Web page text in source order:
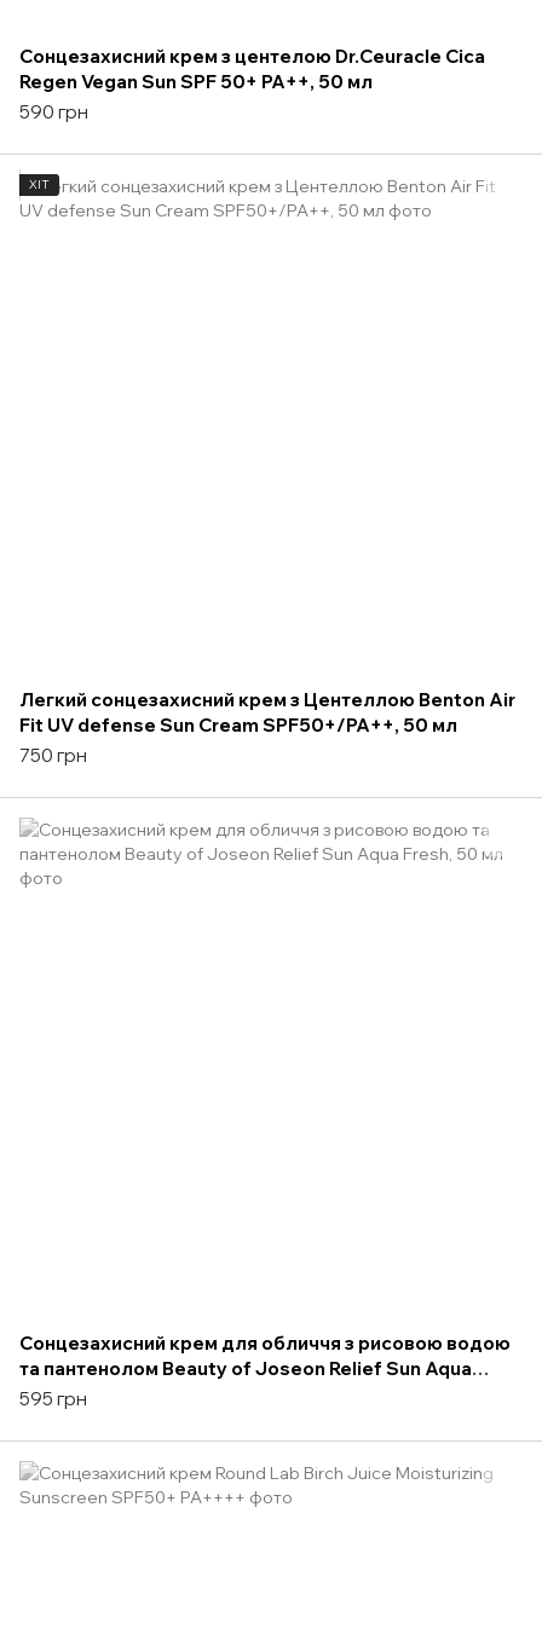
Сонцезахисний крем з центелою Dr.Ceuracle Cica
Regen Vegan Sun SPF 50+ PA++, 50 мл
590 грн
ХІТ
Легкий сонцезахисний крем з Центеллою Benton Air
Fit UV defense Sun Cream SPF50+/PA++, 50 мл
750 грн
Сонцезахисний крем для обличчя з рисовою водою
та пантенолом Beauty of Joseon Relief Sun Aqua
Fresh, 50 мл
595 грн